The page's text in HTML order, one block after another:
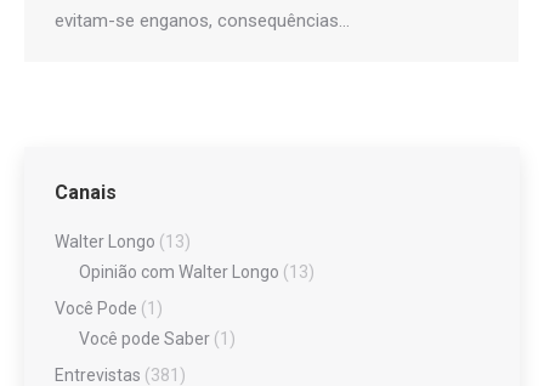
evitam-se enganos, consequências…
Canais
Walter Longo (13)
Opinião com Walter Longo (13)
Você Pode (1)
Você pode Saber (1)
Entrevistas (381)